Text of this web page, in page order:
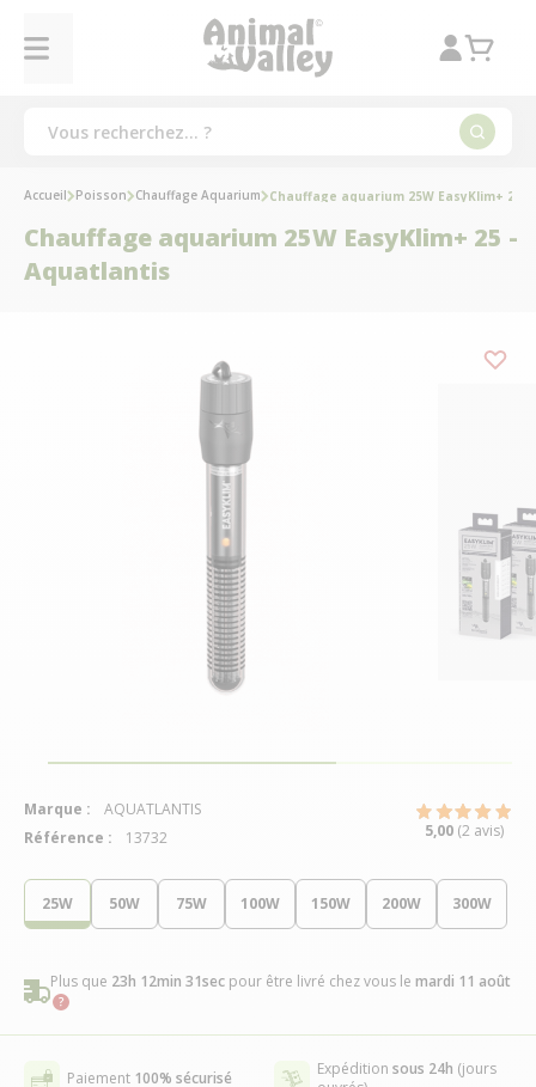
25W 50W 75W 100W 150W 200W 300W
Plus que 23h 12min 31sec pour être livré chez vous le mardi 11 août
Paiement 100% sécurisé Expédition sous 24h (jours
Accueil Poisson Chauffage Aquarium Chauffage aquarium 25W EasyKlim+ 25
Chauffage aquarium 25W EasyKlim+ 25 -
Aquatlantis
Marque :
AQUATLANTIS
Référence :
13732 5,00 (2 avis)